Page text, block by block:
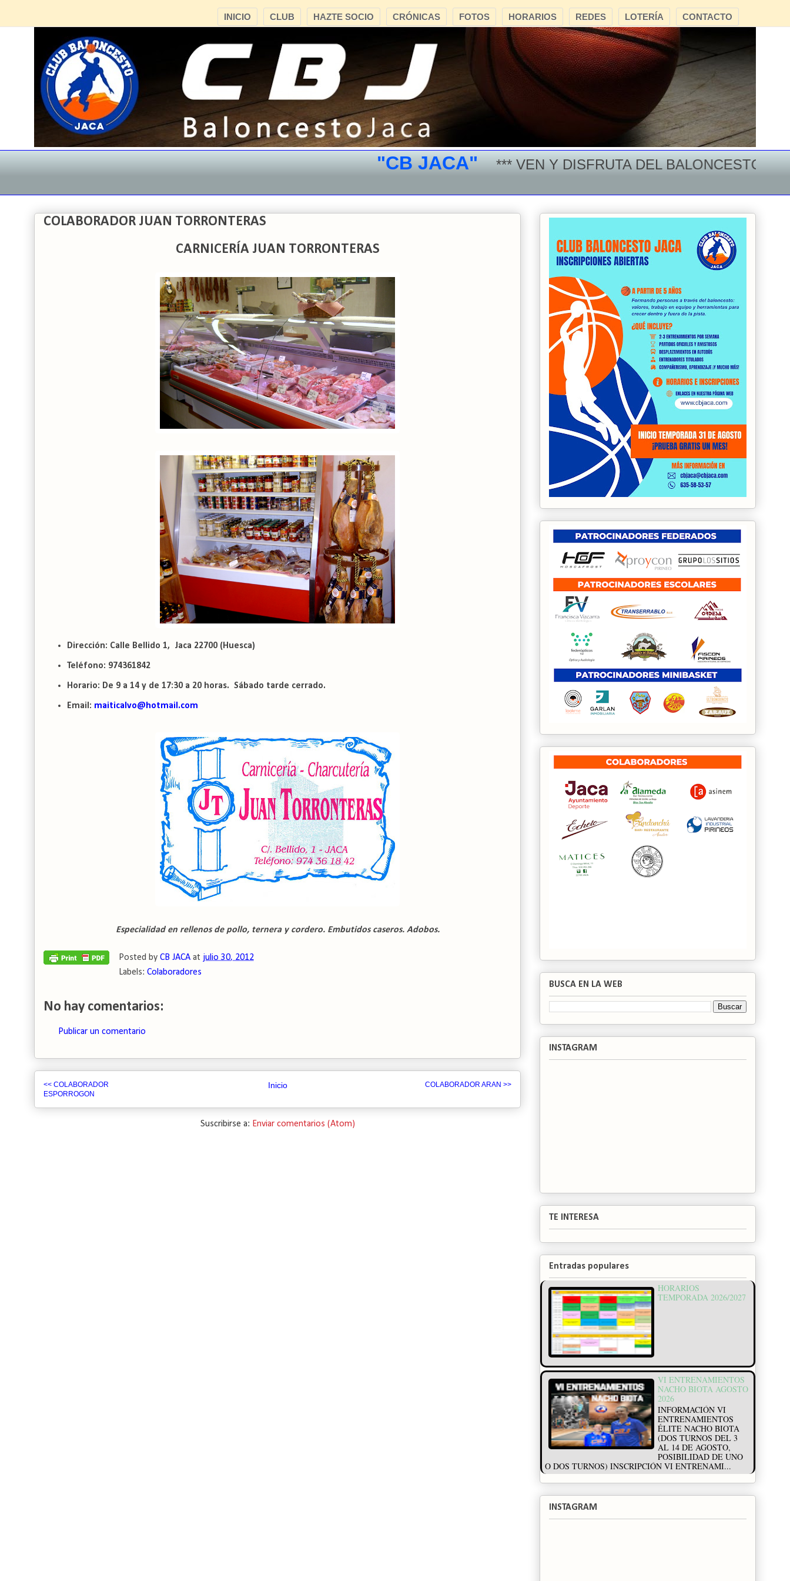
CONTACTO
LOTERÍA
REDES
HORARIOS
FOTOS
CRÓNICAS
HAZTE SOCIO
CLUB
INICIO
"CB JACA" *** VEN Y DISFRUTA DEL BALONCESTO EN EL
COLABORADOR JUAN TORRONTERAS
CARNICERÍA JUAN TORRONTERAS
Dirección: Calle Bellido 1, Jaca 22700 (Huesca)
Teléfono: 974361842
Horario: De 9 a 14 y de 17:30 a 20 horas. Sábado tarde cerrado.
Email: maiticalvo@hotmail.com
Especialidad en rellenos de pollo, ternera y cordero. Embutidos caseros. Adobos.
Posted by CB JACA at julio 30, 2012
Labels: Colaboradores
No hay comentarios:
Publicar un comentario
<< COLABORADOR
ESPORROGON
COLABORADOR ARAN >>
Inicio
Suscribirse a: Enviar comentarios (Atom)
BUSCA EN LA WEB
INSTAGRAM
TE INTERESA
Entradas populares
HORARIOS
TEMPORADA 2026/2027
VI ENTRENAMIENTOS
NACHO BIOTA AGOSTO
2026
INFORMACIÓN VI
ENTRENAMIENTOS
ÉLITE NACHO BIOTA
(DOS TURNOS DEL 3
AL 14 DE AGOSTO,
POSIBILIDAD DE UNO
O DOS TURNOS) INSCRIPCIÓN VI ENTRENAMI...
INSTAGRAM